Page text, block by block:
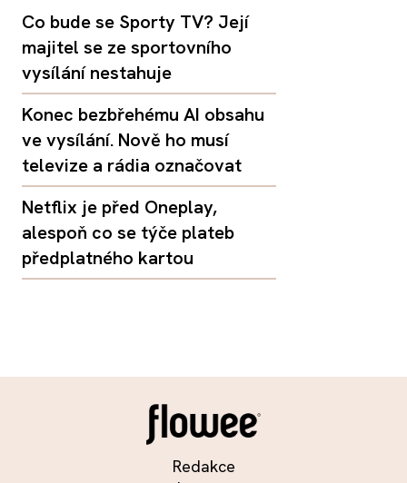
Co bude se Sporty TV? Její
majitel se ze sportovního
vysílání nestahuje
Konec bezbřehému AI obsahu
ve vysílání. Nově ho musí
televize a rádia označovat
Netflix je před Oneplay,
alespoň co se týče plateb
předplatného kartou
Redakce